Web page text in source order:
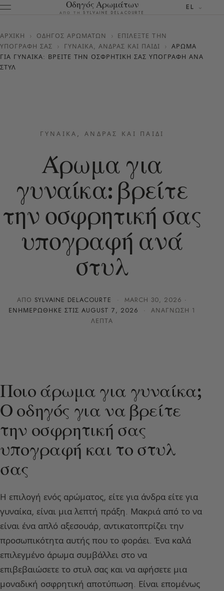
Οδηγός Αρωμάτων
ΑΠΌ ΤΗ SYLVAINE DELACOURTE
EL
ΑΡΧΙΚΉ › ΟΔΗΓΌΣ ΑΡΩΜΆΤΩΝ › ΕΠΙΛΈΞΤΕ ΤΗΝ
ΥΠΟΓΡΑΦΉ ΣΑΣ
› ΓΥΝΑΊΚΑ, ΆΝΔΡΑΣ ΚΑΙ ΠΑΙΔΊ › ΆΡΩΜΑ
ΓΙΑ ΓΥΝΑΊΚΑ: ΒΡΕΊΤΕ ΤΗΝ ΟΣΦΡΗΤΙΚΉ ΣΑΣ ΥΠΟΓΡΑΦΉ ΑΝΆ
ΣΤΥΛ
ΓΥΝΑΊΚΑ, ΆΝΔΡΑΣ ΚΑΙ ΠΑΙΔΊ
Άρωμα για
γυναίκα: βρείτε
την οσφρητική σας
υπογραφή ανά
στυλ
ΑΠΌ SYLVAINE DELACOURTE · MARCH 30, 2026 ·
ΕΝΗΜΕΡΏΘΗΚΕ ΣΤΙΣAUGUST 7, 2026 · ΑΝΆΓΝΩΣΗ 1
ΛΕΠΤΆ
Ποιο άρωμα για γυναίκα;
Ο οδηγός για να βρείτε
την οσφρητική σας
υπογραφή και το στυλ
σας
Η επιλογή ενός αρώματος, είτε για άνδρα είτε για
γυναίκα, είναι μια λεπτή πράξη. Μακριά από το να
είναι ένα απλό αξεσουάρ, αντικατοπτρίζει την
προσωπικότητα αυτής που το φοράει. Ένα καλά
επιλεγμένο άρωμα συμβάλλει στο να
επιβεβαιώσετε το στυλ σας και να αφήσετε μια
μοναδική οσφρητική αποτύπωση. Είναι επομένως